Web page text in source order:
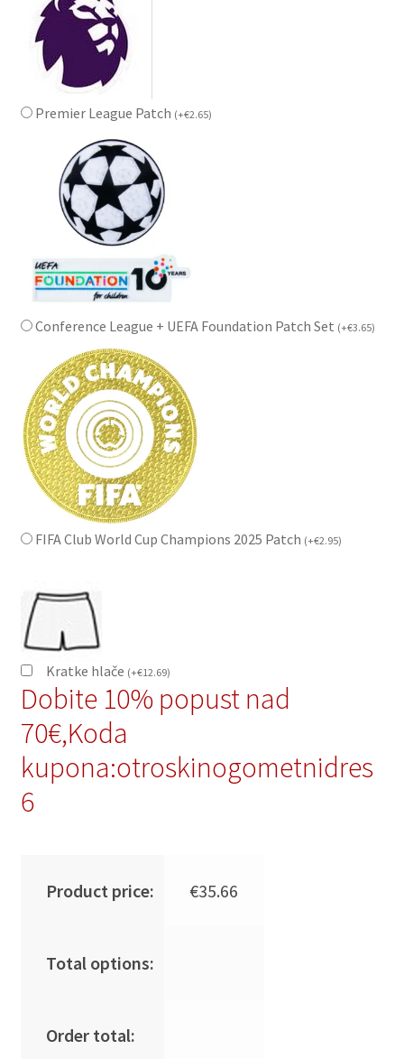
Premier League Patch (+€2.65)
Conference League + UEFA Foundation Patch Set (+€3.65)
FIFA Club World Cup Champions 2025 Patch (+€2.95)
Kratke hlače (+€12.69)
Dobite 10% popust nad
70€,Koda
kupona:otroskinogometnidres
6
Product price: €35.66
Total options:
Order total: